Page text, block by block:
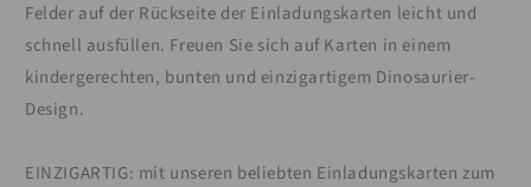
Felder auf der Rückseite der Einladungskarten leicht und
schnell ausfüllen. Freuen Sie sich auf Karten in einem
kindergerechten, bunten und einzigartigem Dinosaurier-
Design.
EINZIGARTIG: mit unseren beliebten Einladungskarten zum